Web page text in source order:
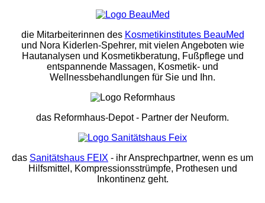
die Mitarbeiterinnen des Kosmetikinstitutes BeauMed
und Nora Kiderlen-Spehrer, mit vielen Angeboten wie
Hautanalysen und Kosmetikberatung, Fußpflege und
entspannende Massagen, Kosmetik- und
Wellnessbehandlungen für Sie und Ihn.
das Reformhaus-Depot- Partner der Neuform.
das Sanitätshaus FEIX - ihr Ansprechpartner, wenn es um
Hilfsmittel, Kompressionsstrümpfe, Prothesen und
Inkontinenz geht.